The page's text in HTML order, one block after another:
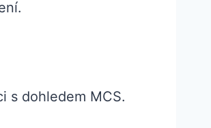
s dohledem MCS.